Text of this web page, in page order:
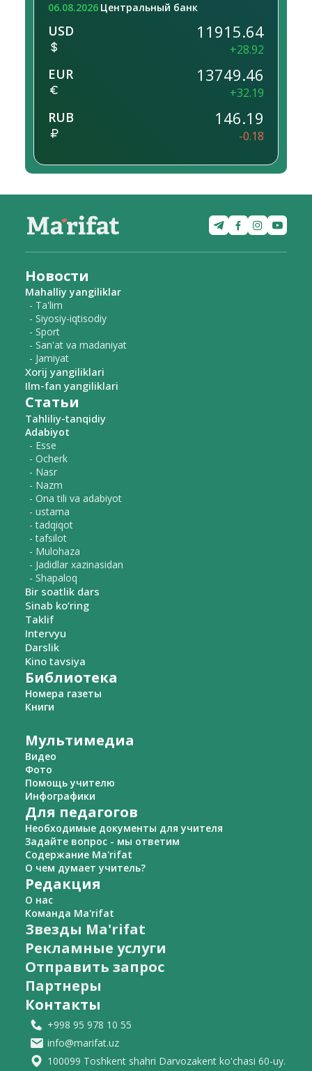
06.08.2026 Центральный банк
USD 11915.64
+28.92
EUR 13749.46
+32.19
RUB 146.19
-0.18
Новости
Mahalliy yangiliklar
- Ta'lim
- Siyosiy-iqtisodiy
- Sport
- San'at va madaniyat
- Jamiyat
Xorij yangiliklari
Ilm-fan yangiliklari
Статьи
Tahliliy-tanqidiy
Adabiyot
- Esse
- Ocherk
- Nasr
- Nazm
- Ona tili va adabiyot
- ustama
- tadqiqot
- tafsilot
- Mulohaza
- Jadidlar xazinasidan
- Shapaloq
Bir soatlik dars
Sinab ko‘ring
Taklif
Intervyu
Darslik
Kino tavsiya
Библиотека
Номера газеты
Книги
Мультимедиа
Видео
Фото
Помощь учителю
Инфографики
Для педагогов
Необходимые документы для учителя
Задайте вопрос - мы ответим
Содержание Ma'rifat
О чем думает учитель?
Редакция
О нас
Команда Ma'rifat
Звезды Ma'rifat
Рекламные услуги
Отправить запрос
Партнеры
Контакты
+998 95 978 10 55
info@marifat.uz
100099 Toshkent shahri Darvozakent ko'chasi 60-uy.